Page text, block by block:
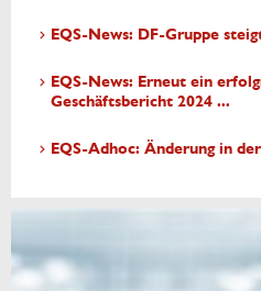
EQS-News: DF-Gruppe
EQS-News: Erneut ein
Geschäftsbericht 2024 ...
EQS-Adhoc: Änderung in